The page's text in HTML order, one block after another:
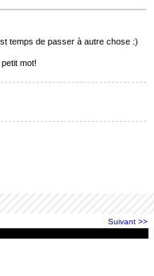
Suivant >>
temps de passer à autre chose :)
mot!